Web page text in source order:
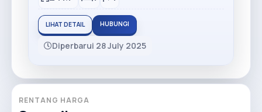
LIHAT DETAIL HUBUNGI
Diperbarui 28 July 2025
RENTANG HARGA